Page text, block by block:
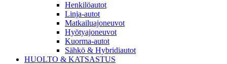
Henkilöautot
Linja-autot
Matkailuajoneuvot
Hyötyajoneuvot
Kuorma-autot
Sähkö & Hybridiautot
HUOLTO & KATSASTUS